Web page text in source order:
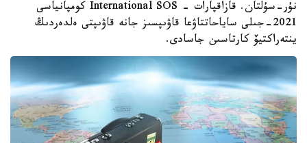
نۇر-سۇلتان. قازاقپارات - International SOS كومپانياسى
2021-جىلى ساياحاتتاۋعا قاۋىپسىز جانە قاۋىپتى ەلدەردىڭ
ينتەراكتيۆ كارتاسىن جاسادى.